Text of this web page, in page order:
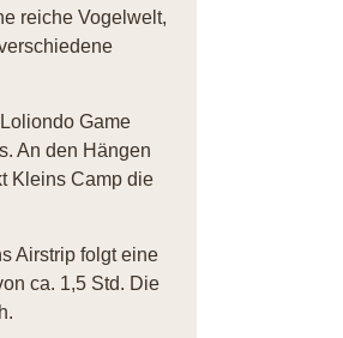
reiche Vogelwelt,
Game
An den Hängen
Kleins Camp die
Airstrip folgt eine
ca. 1,5 Std. Die